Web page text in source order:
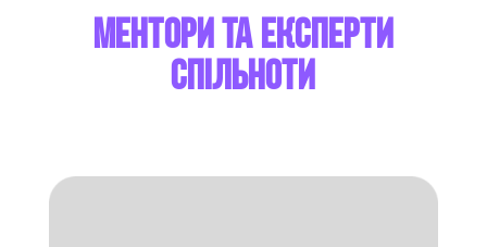
Ментори та Експерти
спільноти